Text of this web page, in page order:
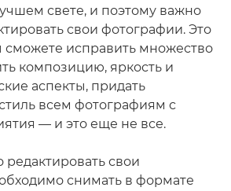
свете, и поэтому важно
свои фотографии. Это
сможете исправить множество
композицию, яркость и
аспекты, придать
всем фотографиям с
— и это еще не все.
свои
снимать в формате